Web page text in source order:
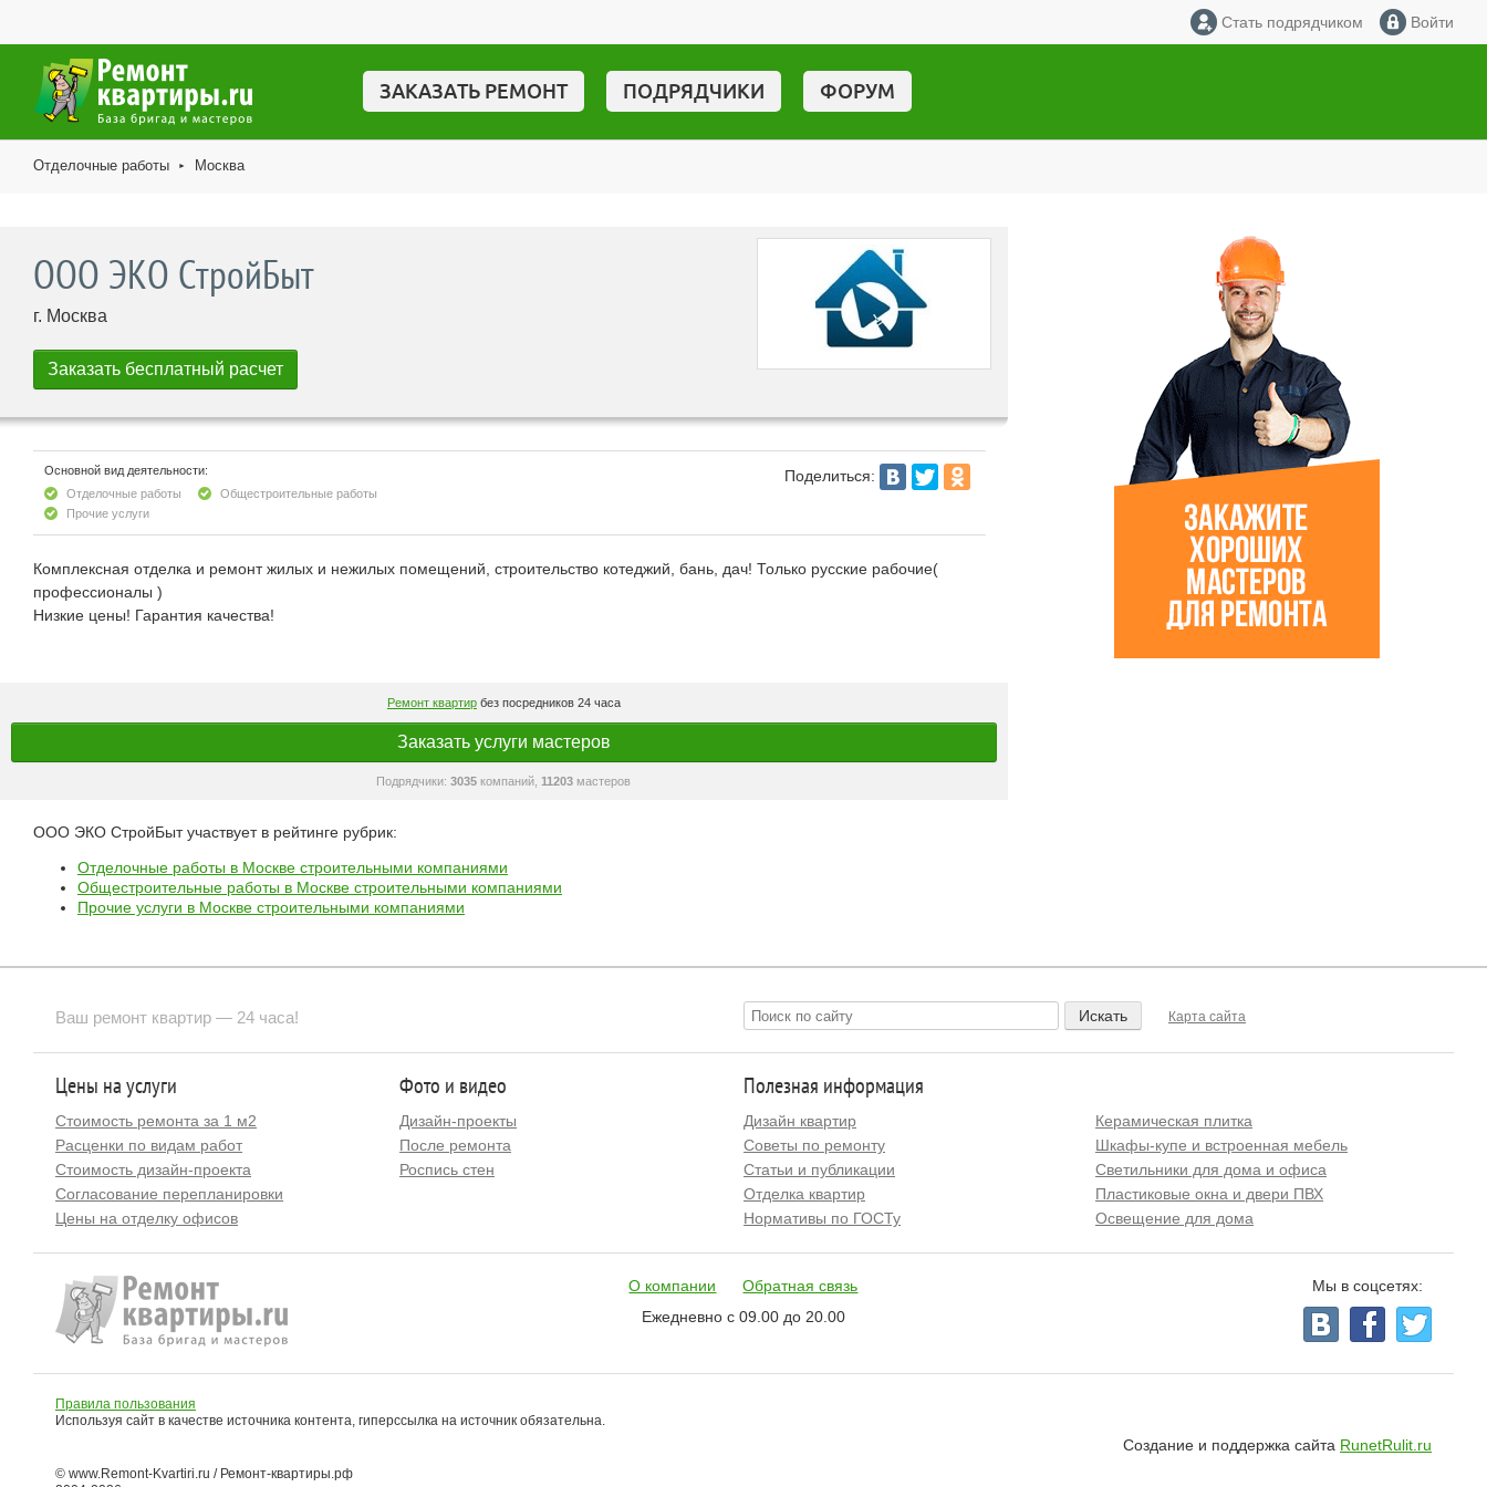
Стать подрядчиком Войти
ЗАКАЗАТЬ РЕМОНТ ПОДРЯДЧИКИ ФОРУМ
Отделочные работы ► Москва
ООО ЭКО СтройБыт
г. Москва
Основной вид деятельности:
Отделочные работы
Общестроительные работы
Прочие услуги
Поделиться:
Комплексная отделка и ремонт жилых и нежилых помещений, строительство котеджий, бань, дач! Только русские рабочие(
профессионалы )
Низкие цены! Гарантия качества!
Ремонт квартирбез посредников 24 часа
Заказать услуги мастеров
Подрядчики:3035 компаний, 11203 мастеров
ООО ЭКО СтройБыт участвует в рейтинге рубрик:
Отделочные работы в Москве строительными компаниями
Общестроительные работы в Москве строительными компаниями
Прочие услуги в Москве строительными компаниями
Ваш ремонт квартир — 24 часа! Карта сайта
Цены на услуги
Стоимость ремонта за 1 м2
Расценки по видам работ
Стоимость дизайн-проекта
Согласование перепланировки
Цены на отделку офисов
Фото и видео
Дизайн-проекты
После ремонта
Роспись стен
Полезная информация
Дизайн квартир
Советы по ремонту
Статьи и публикации
Отделка квартир
Нормативы по ГОСТу
Керамическая плитка
Шкафы-купе и встроенная мебель
Светильники для дома и офиса
Пластиковые окна и двери ПВХ
Освещение для дома
О компании
Обратная связь
Ежедневно с 09.00 до 20.00
Мы в соцсетях:
Правила пользования
Используя сайт в качестве источника контента, гиперссылка на источник обязательна.
Создание и поддержка сайта RunetRulit.ru
© www.Remont-Kvartiri.ru / Ремонт-квартиры.рф